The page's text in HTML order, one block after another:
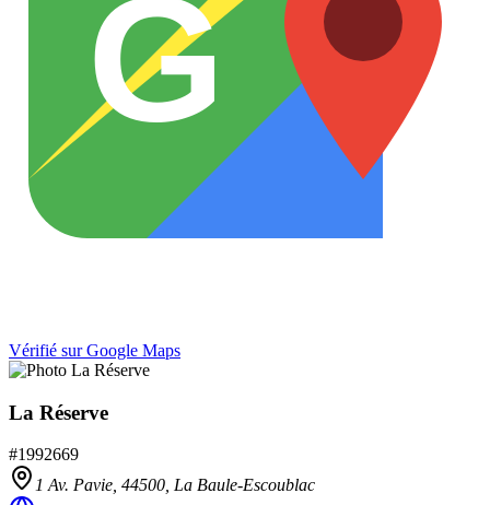
G
Vérifié sur Google Maps
La Réserve
#1992669
1 Av. Pavie, 44500, La Baule-Escoublac